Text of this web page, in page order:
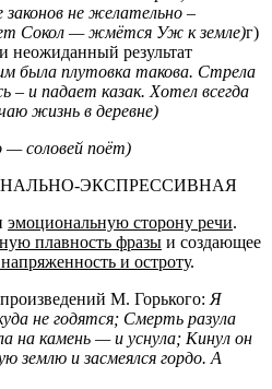
законов не желательно –
Сокол — жмётся Уж к земле)г)
неожиданный результат
была плутовка такова. Стрела
– и падает казак. Хотел всегда
жизнь в деревне)
— соловей поёт)
ЭКСПРЕССИВНАЯ
эмоциональную сторону речи.
плавность фразы и создающее
и остроту.
М. Горького: Я
не годятся; Смерть разула
на камень — и уснула; Кинул он
землю и засмеялся гордо. А